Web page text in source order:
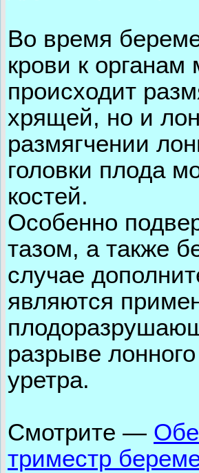
Во время
крови к органам
происходит
хрящей, но и
размягчении
головки плода
костей.
Особенно
тазом, а также
случае
являются
разрыве
уретра.
Смотрите —
триместр